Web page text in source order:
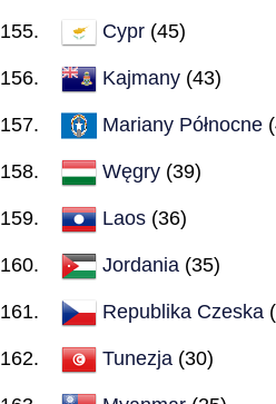
Cypr (45)
Kajmany (43)
Mariany Północne
Węgry (39)
Laos (36)
Jordania (35)
Republika Czeska
Tunezja (30)